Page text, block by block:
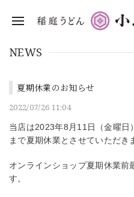
NEWS
夏期休業のお知らせ
2022/07/26 11:04
当店は2023年8月11日（金曜日
まで夏期休業とさせていただき
オンラインショップ夏期休業
す。